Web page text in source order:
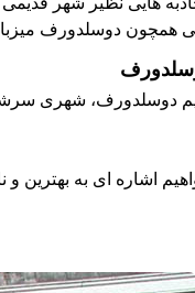
همچون دوسلدورف
دوسلدورف، شهری
اشاره ای به